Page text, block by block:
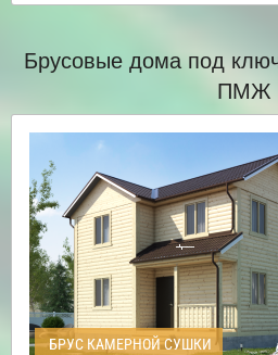
Брусовые дома под
ПМЖ
БРУС КАМЕРНОЙ СУШКИ